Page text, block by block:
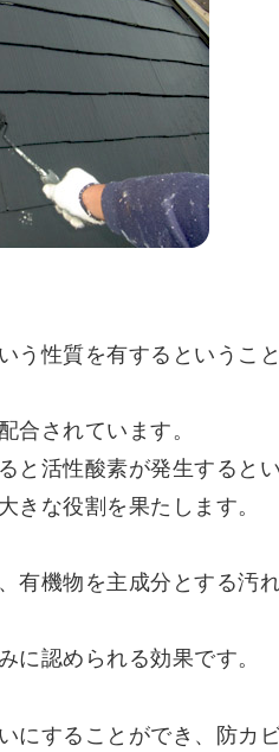
性質を有するというこ
合されています。
活性酸素が発生すると
きな役割を果たします。
有機物を主成分とする汚
に認められる効果です。
にすることができ、防カ